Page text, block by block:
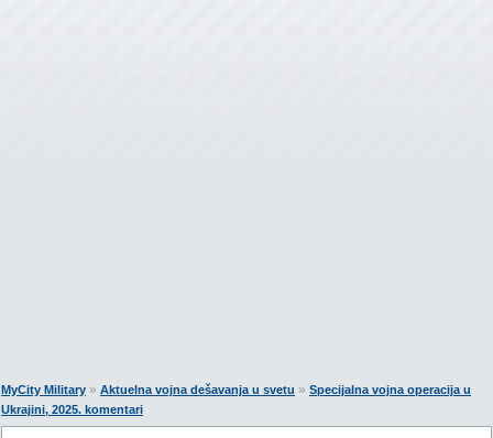
MyCity Military » Aktuelna vojna dešavanja u svetu » Specijalna vojna operacija u
Ukrajini, 2025. komentari